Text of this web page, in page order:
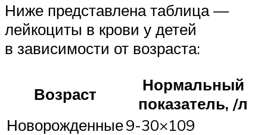
Ниже представлена таблица —
лейкоциты в крови у детей
в зависимости от возраста:
Возраст
Нормальный
показатель, /л
Новорожденные9-30×109